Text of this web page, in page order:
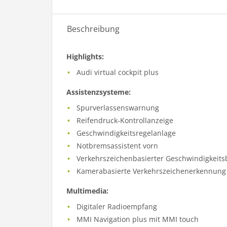
Beschreibung
Highlights:
Audi virtual cockpit plus
Assistenzsysteme:
Spurverlassenswarnung
Reifendruck-Kontrollanzeige
Geschwindigkeitsregelanlage
Notbremsassistent vorn
Verkehrszeichenbasierter
Kamerabasierte Verkehrszeichenerkennung
Multimedia:
Digitaler Radioempfang
MMI Navigation plus mit MMI touch